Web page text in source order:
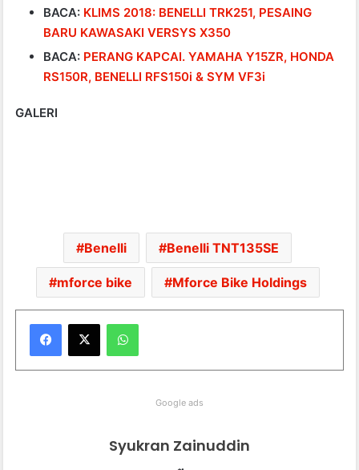
BACA: KLIMS 2018: BENELLI TRK251, PESAING
BARU KAWASAKI VERSYS X350
BACA: PERANG KAPCAI. YAMAHA Y15ZR, HONDA
RS150R, BENELLI RFS150i & SYM VF3i
GALERI
Benelli Benelli TNT135SE
mforce bike Mforce Bike Holdings
WhatsApp
Google ads
Syukran Zainuddin